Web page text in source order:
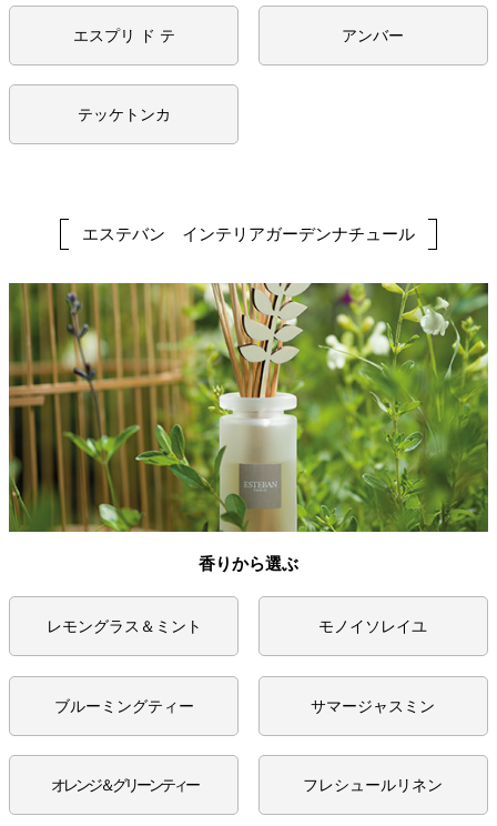
エスプリ ド テ アンバー
テッケトンカ
エステバン インテリアガーデンナチュール
香りから選ぶ
レモングラス＆ミント モノイソレイユ
ブルーミングティー サマージャスミン
オレンジ＆グリーンティー フレシュールリネン